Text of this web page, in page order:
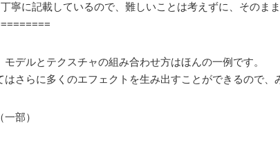
寧に記載しているので、難しいことは考えずに、そのま
デルとテクスチャの組み合わせ方はほんの一例です。
さらに多くのエフェクトを生み出すことができるので、
部）